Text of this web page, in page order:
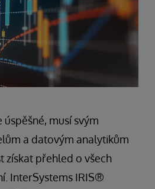
musí svým
a datovým analytikům
získat přehled o všech
InterSystems IRIS®